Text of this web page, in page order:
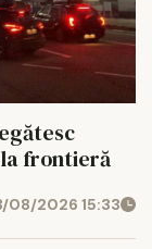
frontieră
08/2026 15:33